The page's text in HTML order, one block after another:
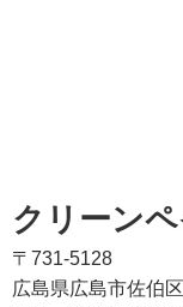
クリーン
〒731-5128
広島県広島市佐伯